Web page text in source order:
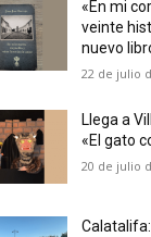
«En mi
veinte
nuevo
22 de julio
Llega a
«El gato
20 de julio